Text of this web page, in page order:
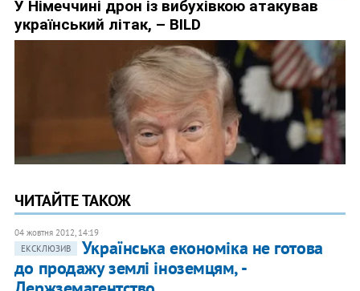
ЧИТАЙТЕ ТАКОЖ
04 жовтня 2012, 14:19
ЕКСКЛЮЗИВ
Українська економіка не готова
до продажу землі іноземцям, -